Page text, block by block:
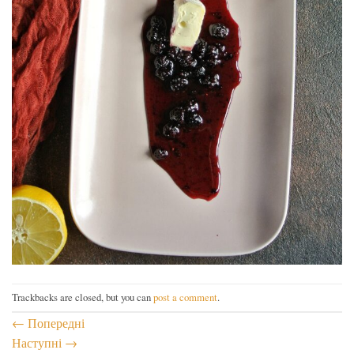
Trackbacks are closed, but you canpost a comment.
← Попередні
Наступні →